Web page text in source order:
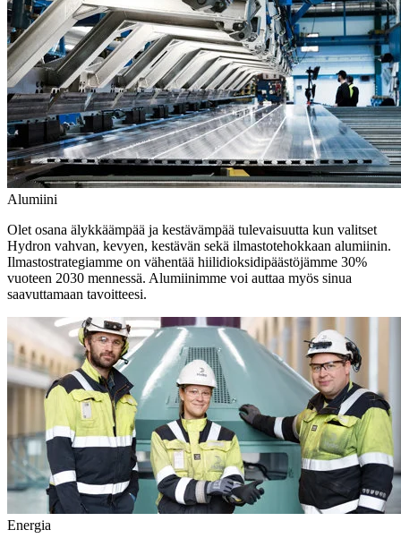
Alumiini
Olet osana älykkäämpää ja kestävämpää tulevaisuutta kun valitset
Hydron vahvan, kevyen, kestävän sekä ilmastotehokkaan alumiinin.
Ilmastostrategiamme on vähentää hiilidioksidipäästöjämme 30%
vuoteen 2030 mennessä. Alumiinimme voi auttaa myös sinua
saavuttamaan tavoitteesi.
Energia